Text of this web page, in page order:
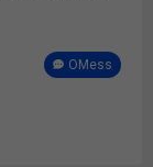
OMess